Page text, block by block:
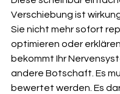
Verschiebung ist
Sie nicht mehr sofort
optimieren oder
bekommt Ihr
andere Botschaft. Es
bewertet werden. Es